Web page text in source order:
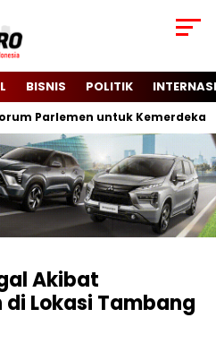
BISNIS POLITIK
untuk Kemerdekaan
Akibat
Lokasi Tambang